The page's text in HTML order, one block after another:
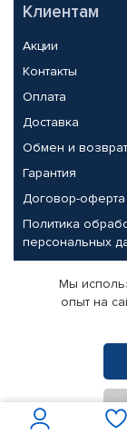
Клиентам
Акции
Контакты
Оплата
Доставка
Обмен и возврат
Гарантия
Договор-оферта
Политика
персональных
Партнерам
Корпоративным
Поставщикам
© КАМАЗ ЦЕНТР
Интернет-
Мы
опыт на